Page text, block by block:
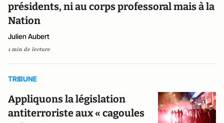
présidents, ni au corps professoral mais à la
Nation
Julien Aubert
1 min de lecture
TRIBUNE
Appliquons la législation
antiterroriste aux « cagoules